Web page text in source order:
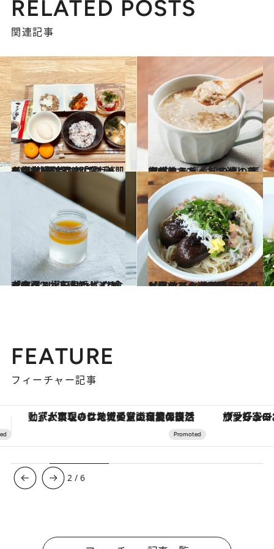
RELATED POSTS
関連記事
2022.7.4
ドクターに学ぶ「腸活」の新常識 注目の“プレバイオティクス”とは？ 美肌を育む“医者の朝ごはん”も公開
ビューティ＆ヘルス 2022.1.29
完成までたった10分！ 医師が教える「だる消しスープ」で 疲れ知らずの体を作ろう
グルメ
2022.8.9
この夏、水をおいしく“食べよう”！ 涼感たっぷり「食べる水」レシピ クリンスイと福田里香さんが考案
グルメ 2022.8.3
【夏のひんやり麺レシピ】 とろとろ焼き茄子のっけうどん 焼いた茄子がお肉並みの満足感！
グルメ
FEATURE
フィーチャー記事
ヴァシュロン・コンスタンタン「オーヴァーシーズ・オートマティック」。旅愛好家のお気に入りコレクションから、ジェンダーレスな新作が登場
3 /6